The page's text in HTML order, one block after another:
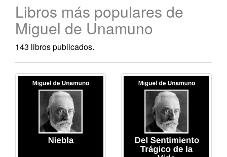
Libros más populares de
Miguel de Unamuno
143 libros publicados.